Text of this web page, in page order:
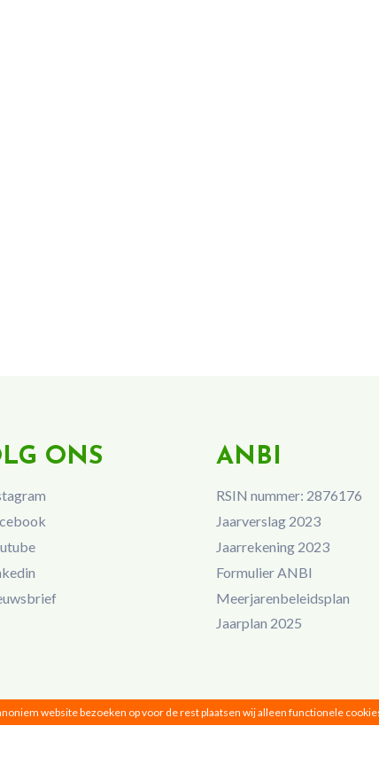
ONS ANBI
RSIN nummer: 2876176
Jaarverslag 2023
Jaarrekening 2023
Formulier ANBI
Meerjarenbeleidsplan
Jaarplan 2025
website bezoeken op voor de rest plaatsen wij alleen functionele